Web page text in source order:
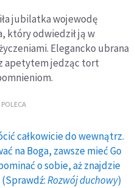
jubilatka wojewodę
który odwiedził ją w
Elegancko ubrana
apetytem jedząc tort
całkowicie do wewnątrz.
na Boga, zawsze mieć Go
o sobie, aż znajdzie
Rozwój duchowy)